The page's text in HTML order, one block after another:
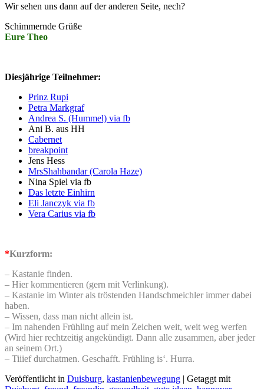
Wir sehen uns dann auf der anderen Seite, nech?
Schimmernde Grüße
Eure Theo
Diesjährige Teilnehmer:
Prinz Rupi
Petra Markgraf
Andrea S. (Hummel) via fb
Ani B. aus HH
Cabernet
breakpoint
Jens Hess
MrsShahbandar (Carola Haze)
Nina Spiel via fb
Das letzte Einhirn
Eli Janczyk via fb
Vera Carius via fb
*Kurzform:
– Kastanie finden.
– Hier kommentieren (gern mit Verlinkung).
– Kastanie im Winter als tröstenden Handschmeichler immer dabei
haben.
– Wissen, dass man nicht allein ist.
– Im nahenden Frühling auf mein Zeichen weit, weit weg werfen
(Wird hier rechtzeitig angekündigt. Dann alle zusammen, aber jeder
an seinem Ort.)
– Tiiief durchatmen. Geschafft. Frühling is‘. Hurra.
Veröffentlicht in Duisburg, kastanienbewegung | Getaggt mit